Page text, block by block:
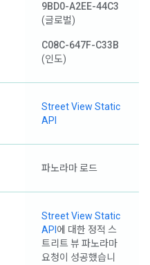
9BD0-A2EE-44C3
(글로벌)
C08C-647F-C33B
(인도)
Street View Static
API
파노라마 로드
Street View Static
API 에 대한 정적 스
트리트 뷰 파노라마
요청이 성공했습니